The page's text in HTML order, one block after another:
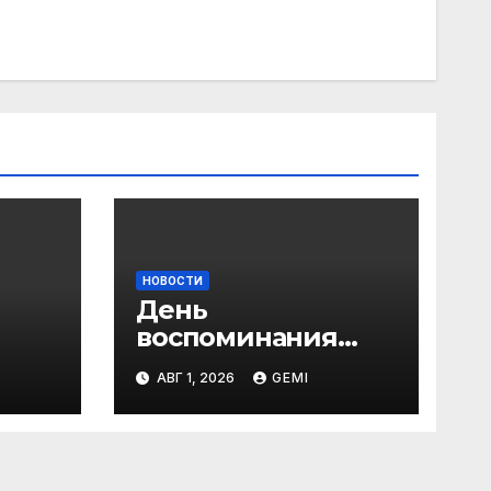
НОВОСТИ
День
воспоминания
любимых книг
АВГ 1, 2026 GEMI